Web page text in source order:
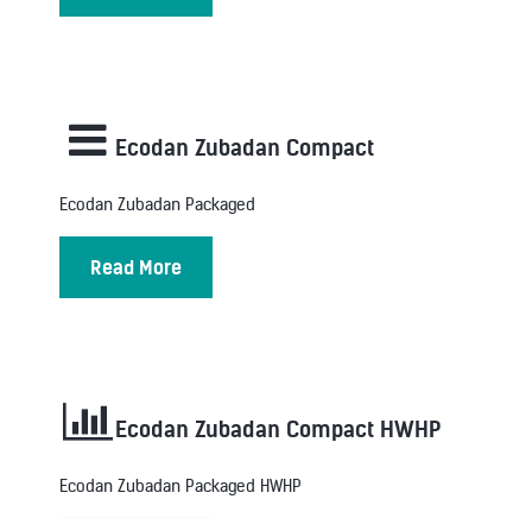
Ecodan Zubadan Compact
Ecodan Zubadan Packaged
Read More
Ecodan Zubadan Compact HWHP
Ecodan Zubadan Packaged HWHP